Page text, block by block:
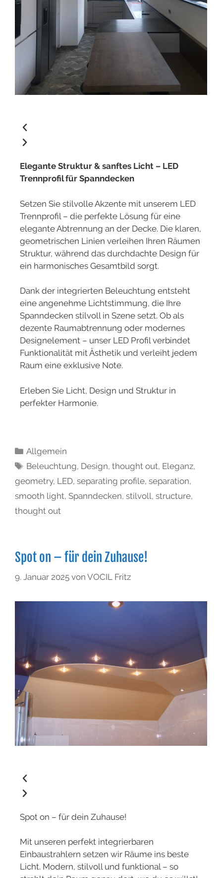
Elegante Struktur & sanftes Licht – LED
Trennprofil für Spanndecken
Setzen Sie stilvolle Akzente mit unserem LED
Trennprofil – die perfekte Lösung für eine
elegante Abtrennung an der Decke. Die klaren,
geometrischen Linien verleihen Ihren Räumen
Struktur, während das durchdachte Design für
ein harmonisches Gesamtbild sorgt.
Dank der integrierten Beleuchtung entsteht
eine angenehme Lichtstimmung, die Ihre
Spanndecken stilvoll in Szene setzt. Ob als
dezente Raumabtrennung oder modernes
Designelement – unser LED Profil verbindet
Funktionalität mit Ästhetik und verleiht jedem
Raum eine exklusive Note.
Erleben Sie Licht, Design und Struktur in
perfekter Harmonie.
Allgemein
Beleuchtung, Design,thought out, Eleganz,
geometry, LED, separating profile, separation,
smooth light, Spanndecken, stilvoll, structure,
thought out
Spot on – für dein Zuhause!
9. Januar 2025 von VOCIL Fritz
Spot on – für dein Zuhause!
Mit unseren perfekt integrierbaren
Einbaustrahlern setzen wir Räume ins beste
Licht. Modern, stilvoll und funktional – so